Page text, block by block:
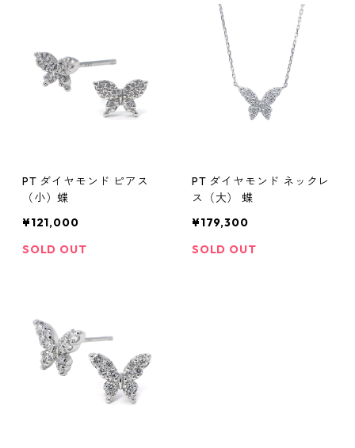
PT ダイヤモンド ピアス
（小）蝶
¥121,000
SOLD OUT
PT ダイヤモンド ネックレ
ス（大） 蝶
¥179,300
SOLD OUT